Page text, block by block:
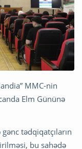
MMC-nin
Elm Gününə
tədqiqatçıların
bu sahədə